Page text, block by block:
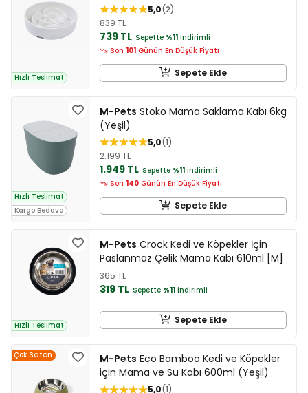
Hızlı Teslimat
5,0 2
839 TL
739 TL Sepette %11 indirimli
Son 101 Günün En Düşük Fiyatı
Sepete Ekle
Hızlı Teslimat
Kargo Bedava
M-Pets Stoko Mama Saklama Kabı 6kg
(Yeşil)
5,0 1
2.199 TL
1.949 TL Sepette %11 indirimli
Son 140 Günün En Düşük Fiyatı
Sepete Ekle
Hızlı Teslimat
M-Pets Crock Kedi ve Köpekler İçin
Paslanmaz Çelik Mama Kabı 610ml [M]
365 TL
319 TL Sepette %11 indirimli
Sepete Ekle
Çok Satan M-Pets Eco Bamboo Kedi ve Köpekler
için Mama ve Su Kabı 600ml (Yeşil)
5,0 1